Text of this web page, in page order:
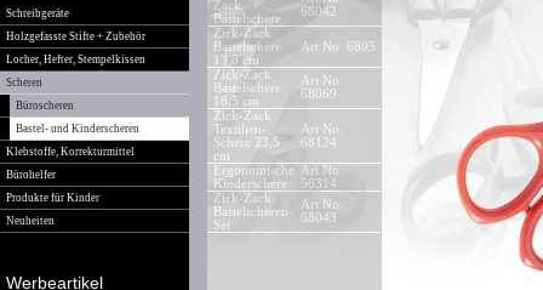
Schreibgeräte
Holzgefasste Stifte + Zubehör
Locher, Hefter, Stempelkissen
Scheren
Büroscheren
Bastel- und Kinderscheren
Klebstoffe, Korrekturmittel
Bürohelfer
Produkte für Kinder
Neuheiten
Werbeartikel
Zack
Bastelschere
68042
Zick-Zack
Bastelschere
13,5 cm
Art No. 6805
Zick-Zack
Bastelschere
16,5 cm
Art No.
68069
Zick-Zack
Textilien-
Schere 23,5
cm
Art No.
68124
Ergonomische
Kinderschere
Art No.
56314
Zick-Zack
Bastelscheren-
Set
Art No.
68043